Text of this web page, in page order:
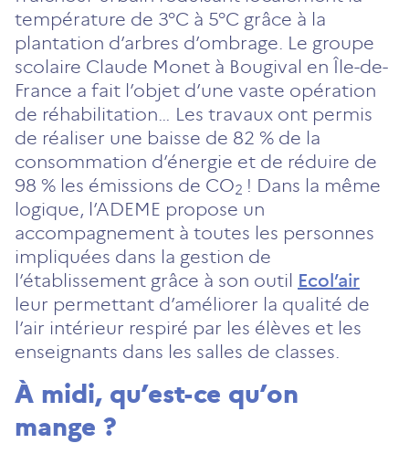
température de 3°C à 5°C grâce à la
plantation d’arbres d’ombrage. Le groupe
scolaire Claude Monet à Bougival en Île-de-
France a fait l’objet d’une vaste opération
de réhabilitation… Les travaux ont permis
de réaliser une baisse de 82 % de la
consommation d’énergie et de réduire de
98 % les émissions de CO2 ! Dans la même
logique, l’ADEME propose un
accompagnement à toutes les personnes
impliquées dans la gestion de
l’établissement grâce à son outil Ecol’air
leur permettant d’améliorer la qualité de
l’air intérieur respiré par les élèves et les
enseignants dans les salles de classes.
À midi, qu’est-ce qu’on
mange ?